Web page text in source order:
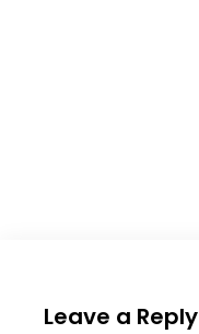
Leave a Reply